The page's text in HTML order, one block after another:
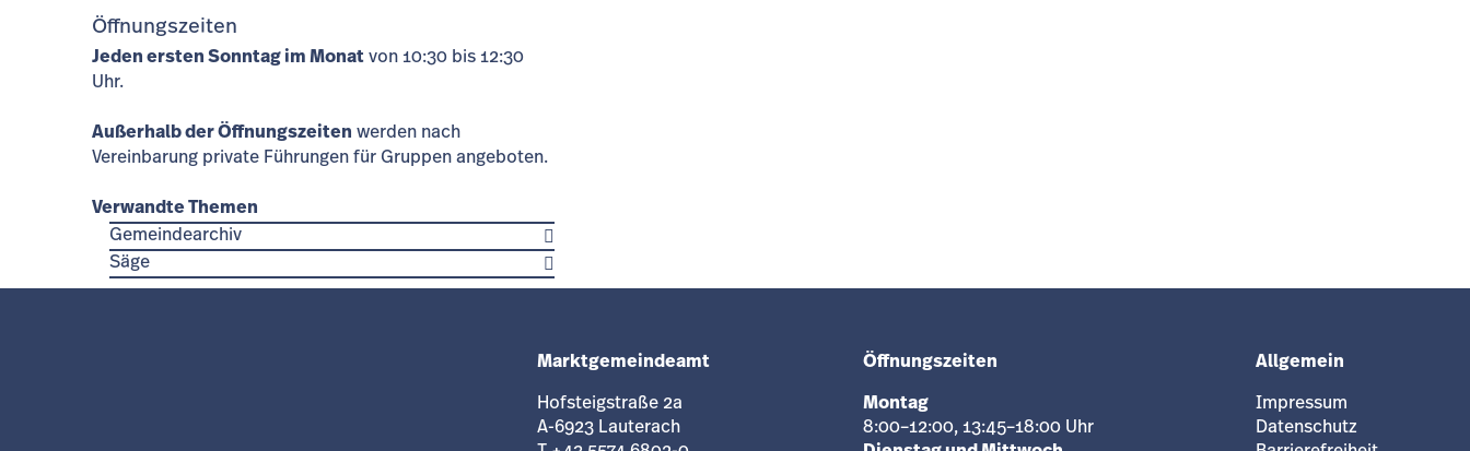
Öffnungszeiten
Jeden ersten Sonntag im Monat von 10:30 bis 12:30
Uhr.
Außerhalb der Öffnungszeiten werden nach
Vereinbarung private Führungen für Gruppen angeboten.
Verwandte Themen
Gemeindearchiv
Säge
Marktgemeindeamt
Hofsteigstraße 2a
A-6923 Lauterach
Öffnungszeiten
Montag
8:00–12:00, 13:45–18:00 Uhr
Allgemein
Impressum
Datenschutz